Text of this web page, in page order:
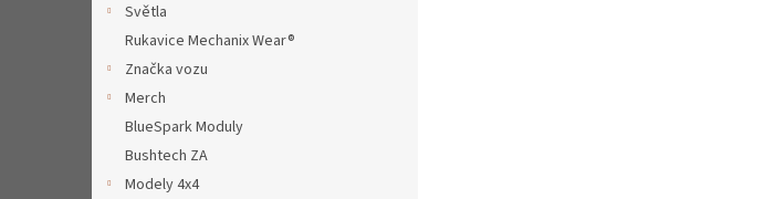
Světla
Rukavice Mechanix Wear®
Značka vozu
Merch
BlueSpark Moduly
Bushtech ZA
Modely 4x4